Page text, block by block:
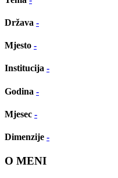
Država -
Mjesto -
Institucija -
Godina -
Mjesec -
Dimenzije -
O MENI